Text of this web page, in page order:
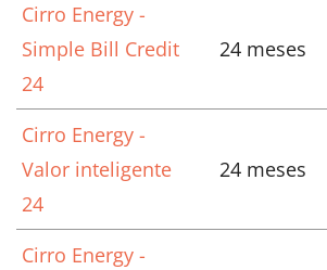
Cirro Energy -
Simple Bill Credit
24
24 meses
Cirro Energy -
Valor inteligente
24
24 meses
Cirro Energy -